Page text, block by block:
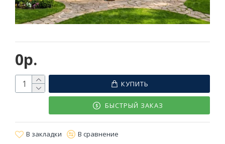
0р.
КУПИТЬ
БЫСТРЫЙ ЗАКАЗ
В закладки В сравнение